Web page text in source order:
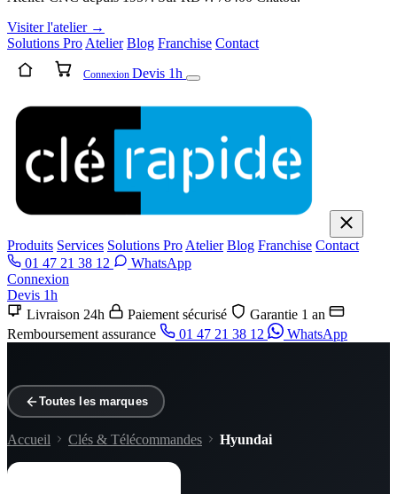
Visiter l'atelier →
Solutions Pro Atelier Blog Franchise Contact
Connexion Devis 1h
Produits Services Solutions Pro Atelier Blog Franchise Contact
01 47 21 38 12
WhatsApp
Connexion
Devis 1h
Livraison 24h
Paiement sécurisé
Garantie 1 an
Remboursement assurance
01 47 21 38 12 WhatsApp
Toutes les marques
Accueil Clés & Télécommandes Hyundai